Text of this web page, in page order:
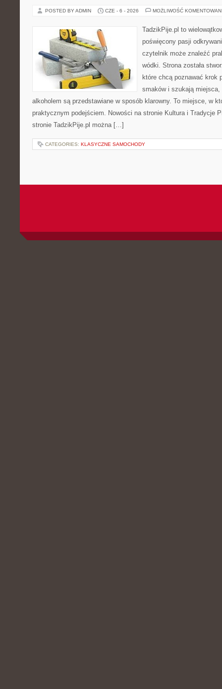
POSTED BY ADMIN CZE - 6 - 2026 MOŻLIWOŚĆ
TadzikPije.pl to
poświęcony pasji
czytelnik może znaleźć
wódki. Strona została
które chcą poznawać krok
smaków i szukają
alkoholem są przedstawiane w sposób klarowny. To miejsce, w
praktycznym podejściem. Nowości na stronie Kultura i Tradycje
stronie TadzikPije.pl można […]
CATEGORIES: KLASYCZNE SAMOCHODY